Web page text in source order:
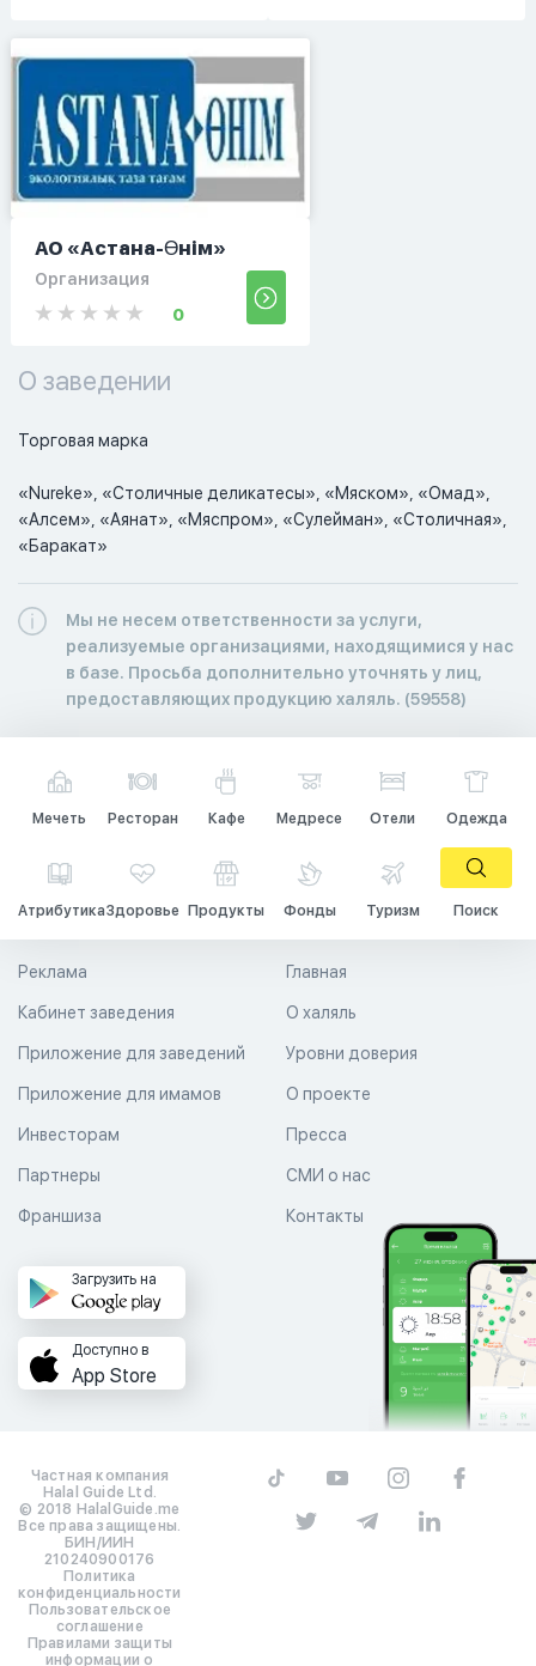
АО «Астана-Өнім»
Организация
0
О заведении
Торговая марка
«Nureke», «Столичные деликатесы», «Мяском», «Омад»,
«Алсем», «Аянат», «Мяспром», «Сулейман», «Столичная»,
«Баракат»
Мы не несем ответственности за услуги,
реализуемые организациями, находящимися у нас
в базе. Просьба дополнительно уточнять у лиц,
предоставляющих продукцию халяль. (59558)
Мечеть Ресторан Кафе Медресе Отели Одежда
АтрибутикаЗдоровье Продукты Фонды Туризм Поиск
Главная
О халяль
Уровни доверия
Реклама
Кабинет заведения
Приложение для заведений
Приложение для имамов О проекте
Пресса
СМИ о нас
Контакты
Инвесторам
Партнеры
Франшиза
Загрузить на
Доступно в
App Store
Частная компания
Halal Guide Ltd.
© 2018 HalalGuide.me
Все права защищены.
БИН/ИИН
210240900176
Политика
конфиденциальности
Пользовательское
соглашение
Правилами защиты
информации о